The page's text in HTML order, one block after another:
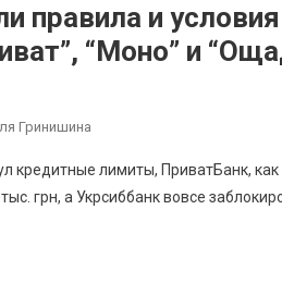
правила и
“Моно” и
Гринишина
кредитные лимиты, ПриватБанк,
грн, а Укрсиббанк вовсе